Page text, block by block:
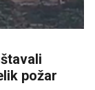
požar